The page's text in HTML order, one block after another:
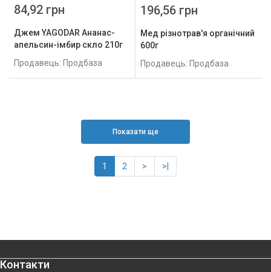
Джем YAGODAR Ананас-
апельсин-імбир скло 210г
Продавець: Продбаза
84,92 грн
Мед різнотрав'я органічний
600г
Продавець: Продбаза
196,56 грн
Показати ще
1 2 > >|
Контакти